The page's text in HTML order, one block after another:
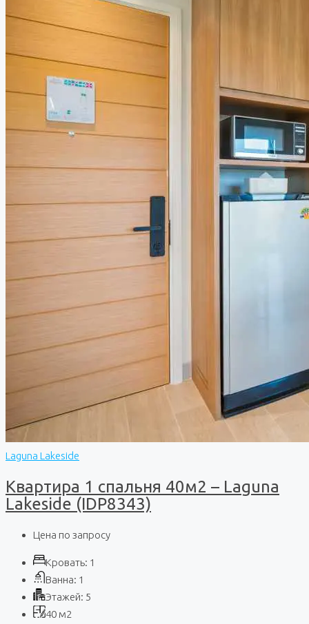
Laguna Lakeside
Квартира 1 спальня 40м2 – Laguna
Lakeside (IDP8343)
Цена по запросу
Кровать: 1
Ванна: 1
Этажей: 5
40 м2